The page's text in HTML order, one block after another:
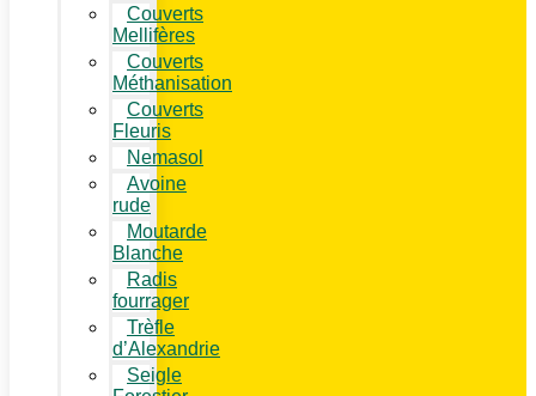
Couverts
Mellifères
Couverts
Méthanisation
Couverts
Fleuris
Nemasol
Avoine
rude
Moutarde
Blanche
Radis
fourrager
Trèfle
d’Alexandrie
Seigle